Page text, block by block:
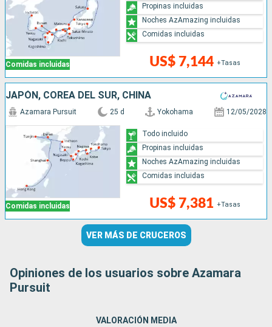
Comidas incluidas US$ 7,144 +Tasas
Propinas incluidas
Noches AzAmazing incluidas
Comidas incluidas
JAPÓN, COREA DEL SUR, CHINA
Comidas incluidas
Azamara Pursuit 25 d Yokohama 12/05/2028
US$ 7,381 +Tasas
Todo incluido
Propinas incluidas
Noches AzAmazing incluidas
Comidas incluidas
VER MÁS DE CRUCEROS
Opiniones de los usuarios sobre Azamara
Pursuit
VALORACIÓN MEDIA